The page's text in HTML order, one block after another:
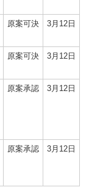
原案可決 3月12日
原案可決 3月12日
原案承認 3月12日
原案承認 3月12日